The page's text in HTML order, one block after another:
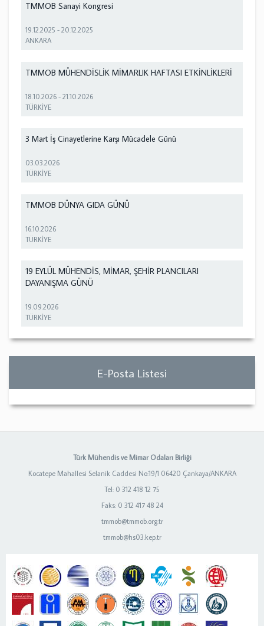
TMMOB Sanayi Kongresi
19.12.2025 -20.12.2025
ANKARA
TMMOB MÜHENDİSLİK MİMARLIK HAFTASI ETKİNLİKLERİ
18.10.2026 -21.10.2026
TÜRKİYE
3 Mart İş Cinayetlerine Karşı Mücadele Günü
03.03.2026
TÜRKİYE
TMMOB DÜNYA GIDA GÜNÜ
16.10.2026
TÜRKİYE
19 EYLÜL MÜHENDİS, MİMAR, ŞEHİR PLANCILARI
DAYANIŞMA GÜNÜ
19.09.2026
TÜRKİYE
E-Posta Listesi
Türk Mühendis ve Mimar Odaları Birliği
Kocatepe Mahallesi Selanik Caddesi No:19/1 06420 Çankaya/ANKARA
Tel: 0 312 418 12 75
Faks: 0 312 417 48 24
tmmob@tmmob.org.tr
tmmob@hs03.kep.tr